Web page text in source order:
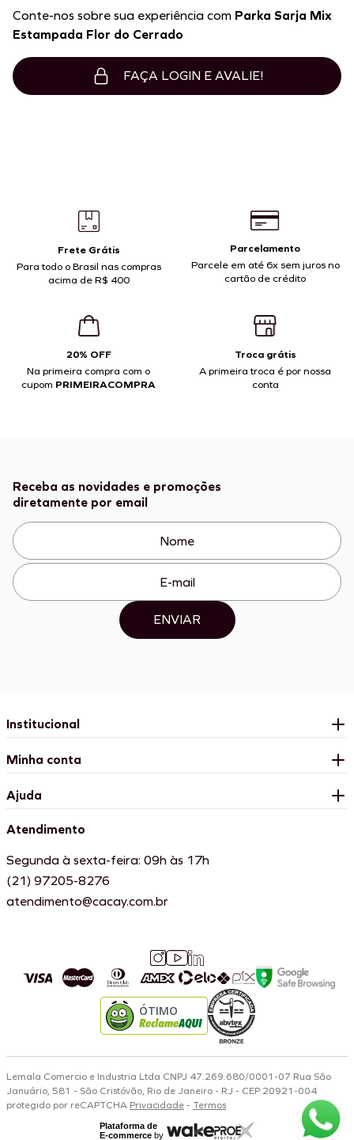
Conte-nos sobre sua experiência com Parka Sarja Mix
Estampada Flor do Cerrado
FAÇA LOGIN E AVALIE!
Frete Grátis
Para todo o Brasil nas compras
acima de R$ 400
Parcelamento
Parcele em até 6x sem juros no
cartão de crédito
20% OFF
Na primeira compra com o
cupom PRIMEIRACOMPRA
Troca grátis
A primeira troca é por nossa
conta
Receba as novidades e promoções
diretamente por email
ENVIAR
Institucional
Minha conta
Ajuda
Atendimento
Segunda à sexta-feira: 09h às 17h
(21) 97205-8276
atendimento@cacay.com.br
ÓTIMO
Lemala Comercio e Industria Ltda CNPJ 47.269.680/0001-07 Rua São
Januário, 581 - São Cristóvão, Rio de Janeiro - RJ - CEP 20921-004
protegido por reCAPTCHA Privacidade - Termos
Plataforma de
E-commerceby